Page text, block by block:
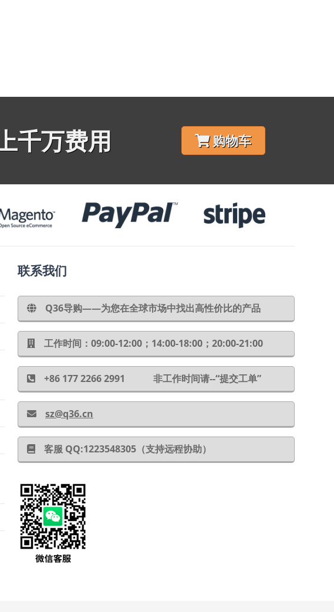
千万费用 购物车
联系我们
Q36导购——为您在全球市场中找出高性价比的产品
工作时间：09:00-12:00；14:00-18:00；20:00-21:00
+86 177 2266 2991 非工作时间请--“提交工单”
sz@q36.cn
客服 QQ:1223548305（支持远程协助）